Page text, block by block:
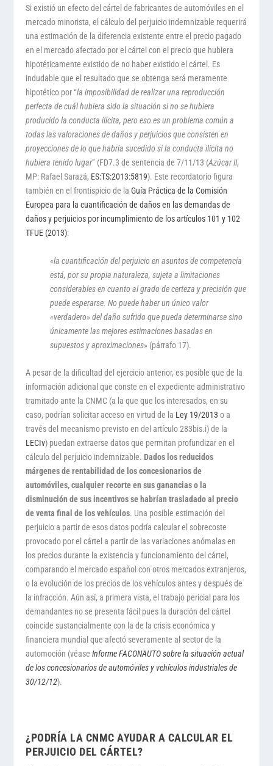
Si existió un efecto del cártel de fabricantes de automóviles en el
mercado minorista, el cálculo del perjuicio indemnizable requerirá
una estimación de la diferencia existente entre el precio pagado
en el mercado afectado por el cártel con el precio que hubiera
hipotéticamente existido de no haber existido el cártel. Es
indudable que el resultado que se obtenga será meramente
hipotético por “la imposibilidad de realizar una reproducción
perfecta de cuál hubiera sido la situación si no se hubiera
producido la conducta ilícita, pero eso es un problema común a
todas las valoraciones de daños y perjuicios que consisten en
proyecciones de lo que habría sucedido si la conducta ilícita no
hubiera tenido lugar” (FD7.3 de sentencia de 7/11/13 (Azúcar II,
MP: Rafael Sarazá, ES:TS:2013:5819). Este recordatorio figura
también en el frontispicio de laGuía Práctica de la Comisión
Europea para la cuantificación de daños en las demandas de
daños y perjuicios por incumplimiento de los artículos 101 y 102
TFUE (2013):
«la cuantificación del perjuicio en asuntos de competencia
está, por su propia naturaleza, sujeta a limitaciones
considerables en cuanto al grado de certeza y precisión que
puede esperarse. No puede haber un único valor
«verdadero» del daño sufrido que pueda determinarse sino
únicamente las mejores estimaciones basadas en
supuestos y aproximaciones» (párrafo 17).
A pesar de la dificultad del ejercicio anterior, es posible que de la
información adicional que conste en el expediente administrativo
tramitado ante la CNMC (a la que que los interesados, en su
caso, podrían solicitar acceso en virtud de la Ley 19/2013 o a
través del mecanismo previsto en del artículo 283bis.i) de la
LECIv) puedan extraerse datos que permitan profundizar en el
cálculo del perjuicio indemnizable.Dados los reducidos
márgenes de rentabilidad de los concesionarios de
automóviles, cualquier recorte en sus ganancias o la
disminución de sus incentivos se habrían trasladado al precio
de venta final de los vehículos. Una posible estimación del
perjuicio a partir de esos datos podría calcular el sobrecoste
provocado por el cártel a partir de las variaciones anómalas en
los precios durante la existencia y funcionamiento del cártel,
comparando el mercado español con otros mercados extranjeros,
o la evolución de los precios de los vehículos antes y después de
la infracción. Aún así, a primera vista, el trabajo pericial para los
demandantes no se presenta fácil pues la duración del cártel
coincide sustancialmente con la de la crisis económica y
financiera mundial que afectó severamente al sector de la
automoción (véaseInforme FACONAUTO sobre la situación actual
de los concesionarios de automóviles y vehículos industriales de
30/12/12).
¿PODRÍA LA CNMC AYUDAR A CALCULAR EL
PERJUICIO DEL CÁRTEL?